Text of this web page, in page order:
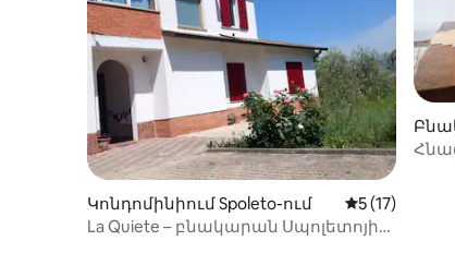
Կոնդոմինիում Spoleto-ում Միջին
5 (17)
La Quiete – բնակարան Սպոլետոյի